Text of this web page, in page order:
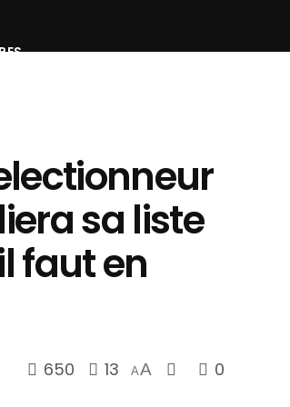
sa liste
faut en
650 13 AA 0